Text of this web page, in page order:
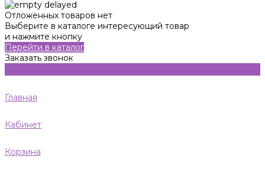
Отложенных товаров нет
Выберите в каталоге интересующий товар
и нажмите кнопку
Перейти в каталог
Заказать звонок
Главная
Кабинет
Корзина